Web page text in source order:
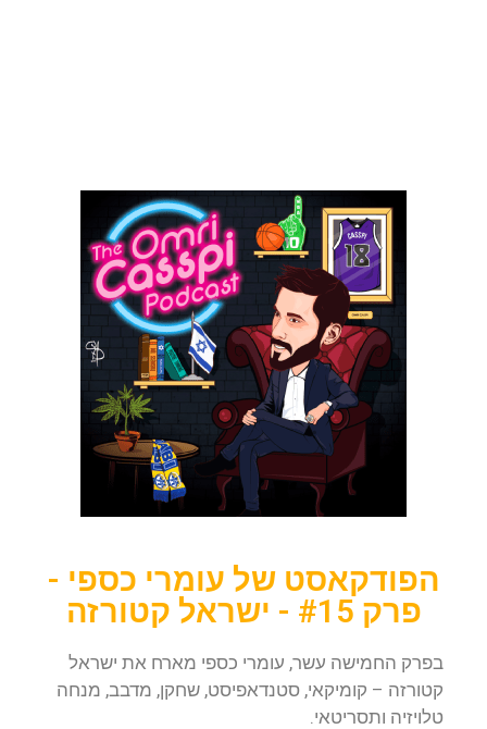
הפודקאסט של עומרי כספי -
פרק #15 - ישראל קטורזה
בפרק החמישה עשר, עומרי כספי מארח את ישראל
קטורזה – קומיקאי, סטנדאפיסט, שחקן, מדבב, מנחה
טלויזיה ותסריטאי.